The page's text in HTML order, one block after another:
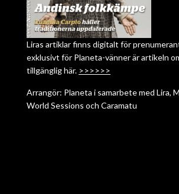
Liras artiklar finns digitalt för
exklusivt för Planeta-vänner är artikeln
tillgänglig här. >>>>>>
Arrangör: Planeta i samarbete med Lira,
World Sessions och Caramatu